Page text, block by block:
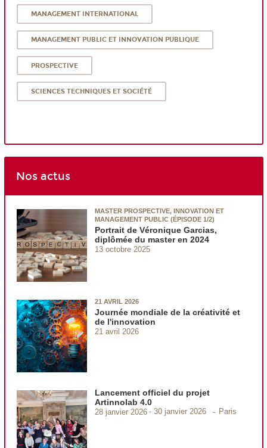
MANAGEMENT INTERNATIONAL
MANAGEMENT PUBLIC ET INNOVATION PUBLIQUE
PROSPECTIVE
SCIENCES TECHNIQUES ET SOCIÉTÉ
Nos actus
MASTER PROSPECTIVE, INNOVATION ET
MANAGEMENT PUBLIC (ÉPISODE 1/2)
Portrait de Véronique Garcias,
diplômée du master en 2024
13 octobre 2025
21 AVRIL 2026
Journée mondiale de la créativité et
de l'innovation
21 avril 2026
Lancement officiel du projet
Artinnolab 4.0
28 janvier 2026 30 janvier 2026 Paris